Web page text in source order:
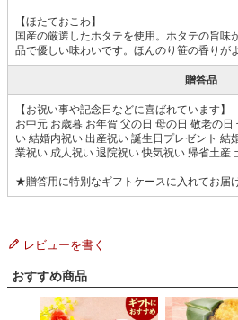
【ほたておこわ】
国産の厳選したホタテを使用。ホタテの旨味
品で優しい味わいです。ほんのり笹の香りが
贈答品
【お祝い事や記念日などに喜ばれています】
お中元 お歳暮 お年賀 父の日 母の日 敬老の
い 結婚内祝い 出産祝い 誕生日プレゼント 結
業祝い 成人祝い 退院祝い 快気祝い 帰省土産
★贈答用に特別なギフトケースに入れてお届
レビューを書く
おすすめ商品